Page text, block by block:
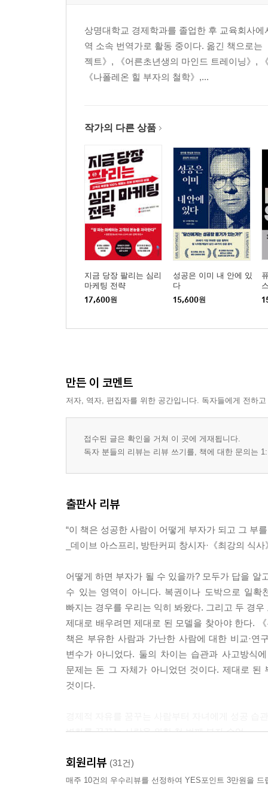
상명대학교 경제학과를 졸업한 후 교육회사
역 소속 번역가로 활동 중이다. 옮긴 책으로
젝트》, 《어른초년생의 마인드 트레이닝》,
《나폴레온 힐 부자의 철학》,...
작가의 다른 상품
지금 당장 팔리는 심리
마케팅 전략
17,600원
성공은 이미 내 안에 있
다
15,600원
만든 이 코멘트
저자, 역자, 편집자를 위한 공간입니다. 독자들에게 전하
접수된 글은 확인을 거쳐 이 곳에 게재됩니다.
독자 분들의 리뷰는 리뷰 쓰기를, 책에 대한 문의는
출판사 리뷰
“이 책은 성공한 사람이 어떻게 부자가 되고 그 부
_데이브 아스프리, 방탄커피 창시자·《최강의 식
어떻게 하면 부자가 될 수 있을까? 모두가 답을 알
수 있는 영역이 아니다. 복권이나 도박으로 일
빠지는 경우를 우리는 익히 봐왔다. 그리고 두 경
제대로 배우려면 제대로 된 모델을 찾아야 한다.
책은 부유한 사람과 가난한 사람에 대한 비교·
변수가 아니었다. 둘의 차이는 습관과 사고방식
문제는 돈 그 자체가 아니었던 것이다. 제대로
것이다.
변화를 꿈꾸는 사람을 위한 첫 번째 부자 수업
“내가 이 책을 쓰는 목적은 부자가 되는 길을 보
처음부터 끝까지 목적에서 벗어나지 않는다. 한
회원리뷰 (31건)
매주 10건의 우수리뷰를 선정하여 YES포인트 3만원을 드